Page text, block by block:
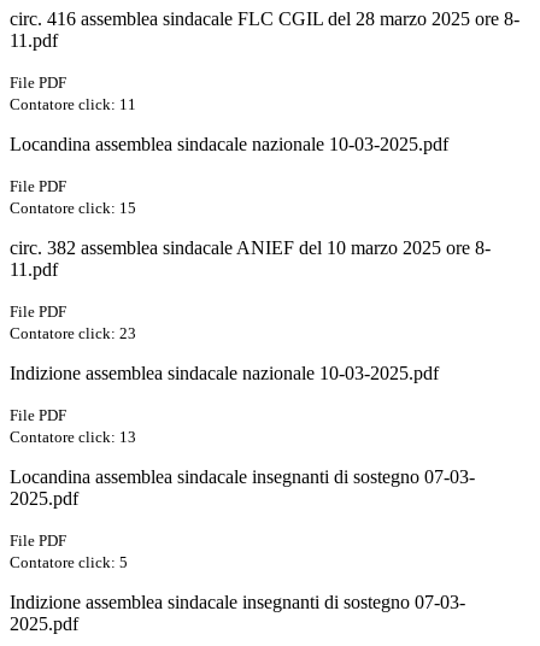
circ. 416 assemblea sindacale FLC CGIL del 28 marzo 2025 ore 8-
11.pdf
File PDF
Contatore click: 11
Locandina assemblea sindacale nazionale 10-03-2025.pdf
File PDF
Contatore click: 15
circ. 382 assemblea sindacale ANIEF del 10 marzo 2025 ore 8-
11.pdf
File PDF
Contatore click: 23
Indizione assemblea sindacale nazionale 10-03-2025.pdf
File PDF
Contatore click: 13
Locandina assemblea sindacale insegnanti di sostegno 07-03-
2025.pdf
File PDF
Contatore click: 5
Indizione assemblea sindacale insegnanti di sostegno 07-03-
2025.pdf